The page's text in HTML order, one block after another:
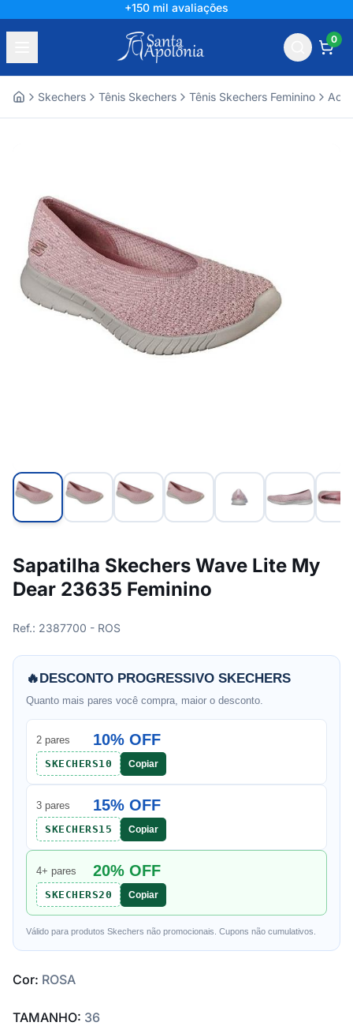
+150 mil avaliações
0
Skechers Tênis Skechers Tênis Skechers Feminino
Sapatilha Skechers Wave Lite My
Dear 23635 Feminino
Ref.: 2387700 - ROS
🔥DESCONTO PROGRESSIVO SKECHERS
Quanto mais pares você compra, maior o desconto.
2 pares 10% OFF
SKECHERS10 Copiar
3 pares 15% OFF
SKECHERS15 Copiar
4+ pares 20% OFF
SKECHERS20 Copiar
Válido para produtos Skechers não promocionais. Cupons não cumulativos.
Cor: ROSA
TAMANHO: 36